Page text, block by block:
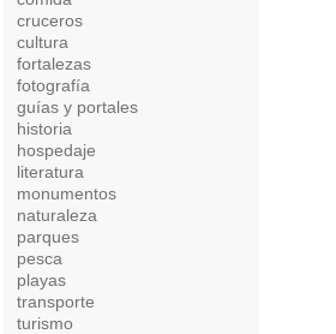
cruceros
cultura
fortalezas
fotografía
guías y portales
historia
hospedaje
literatura
monumentos
naturaleza
parques
pesca
playas
transporte
turismo